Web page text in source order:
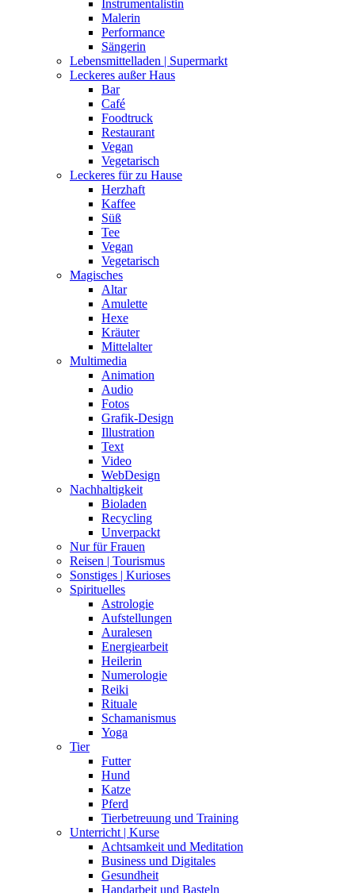
Instrumentalistin
Malerin
Performance
Sängerin
Lebensmittelladen | Supermarkt
Leckeres außer Haus
Bar
Café
Foodtruck
Restaurant
Vegan
Vegetarisch
Leckeres für zu Hause
Herzhaft
Kaffee
Süß
Tee
Vegan
Vegetarisch
Magisches
Altar
Amulette
Hexe
Kräuter
Mittelalter
Multimedia
Animation
Audio
Fotos
Grafik-Design
Illustration
Text
Video
WebDesign
Nachhaltigkeit
Bioladen
Recycling
Unverpackt
Nur für Frauen
Reisen | Tourismus
Sonstiges | Kurioses
Spirituelles
Astrologie
Aufstellungen
Auralesen
Energiearbeit
Heilerin
Numerologie
Reiki
Rituale
Schamanismus
Yoga
Tier
Futter
Hund
Katze
Pferd
Tierbetreuung und Training
Unterricht | Kurse
Achtsamkeit und Meditation
Business und Digitales
Gesundheit
Handarbeit und Basteln